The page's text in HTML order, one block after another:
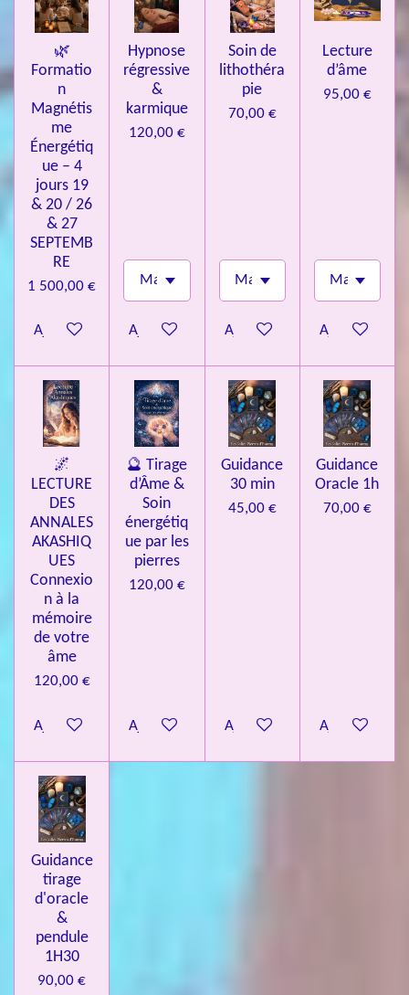
🌿
Formatio
n
Magnétis
me
Énergétiq
ue – 4
jours 19
& 20 / 26
& 27
SEPTEMB
RE
1 500,00 €
Ajouter au panier
Hypnose
régressive
&
karmique
120,00 €
Ajouter au panier
Soin de
lithothéra
pie
70,00 €
Ajouter au panier
Lecture
d’âme
95,00 €
Ajouter au
🌌
LECTURE
DES
ANNALES
AKASHIQ
UES
Connexio
n à la
mémoire
de votre
âme
120,00 €
Ajouter au panier
🔮 Tirage
d’Âme &
Soin
énergétiq
ue par les
pierres
120,00 €
Ajouter au panier
Guidance
30 min
45,00 €
Ajouter au panier
Guidance
Oracle 1h
70,00 €
Ajouter au
Guidance
tirage
d'oracle
&
pendule
1H30
90,00 €